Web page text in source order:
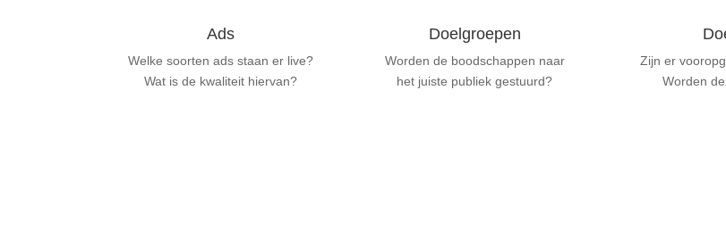
Ads
Welke soorten ads staan er live?
Wat is de kwaliteit hiervan?
Doelgroepen
Worden de boodschappen naar
het juiste publiek gestuurd?
Zijn er
Worden